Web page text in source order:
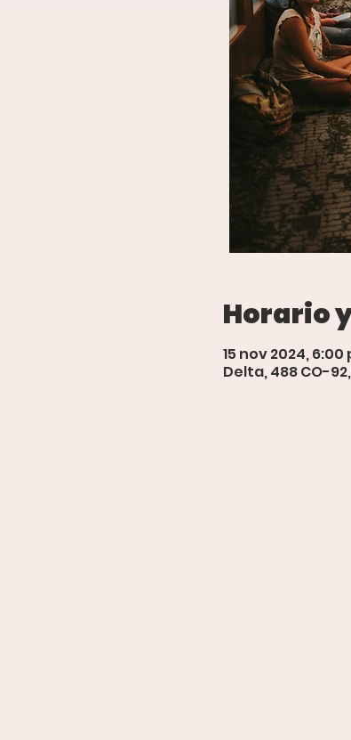
Horario
15 nov 2024, 6:00
Delta, 488 CO-92,